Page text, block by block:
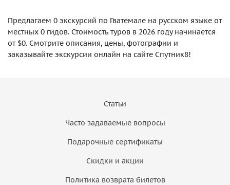
Предлагаем 0 экскурсий по Гватемале на русском языке от
местных 0 гидов. Стоимость туров в 2026 году начинается
от $0. Смотрите описания, цены, фотографии и
заказывайте экскурсии онлайн на сайте Спутник8!
Статьи
Часто задаваемые вопросы
Подарочные сертификаты
Скидки и акции
Политика возврата билетов